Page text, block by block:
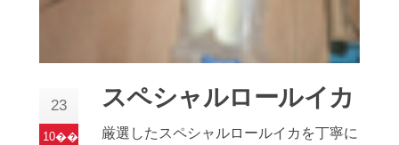
23
10��
スペシャルロールイカ
厳選したスペシャルロールイカを丁寧に